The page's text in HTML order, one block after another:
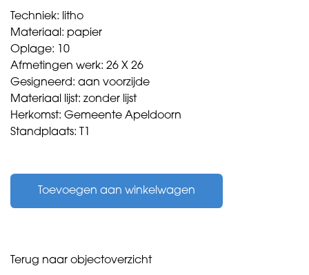
Techniek: litho
Materiaal: papier
Oplage: 10
Afmetingen werk: 26 X 26
Gesigneerd: aan voorzijde
Materiaal lijst: zonder lijst
Herkomst: Gemeente Apeldoorn
Standplaats: T1
Gert
zonder
1980
Toevoegen aan winkelwagen
Terug naar objectoverzicht